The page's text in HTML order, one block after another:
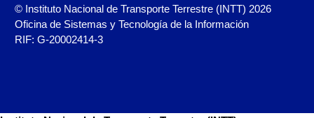
Registro Original Particulares, Carga, Motocicletas,
Taxi, Transporte Público y Privado de Personas – Servicio
Frecuente
Copia Certificada de Licencia de Operaciones del
© Instituto Nacional de Transporte Terrestre (INTT) 2026
Oficina de Sistemas y Tecnología de la Información
RIF: G-20002414-3